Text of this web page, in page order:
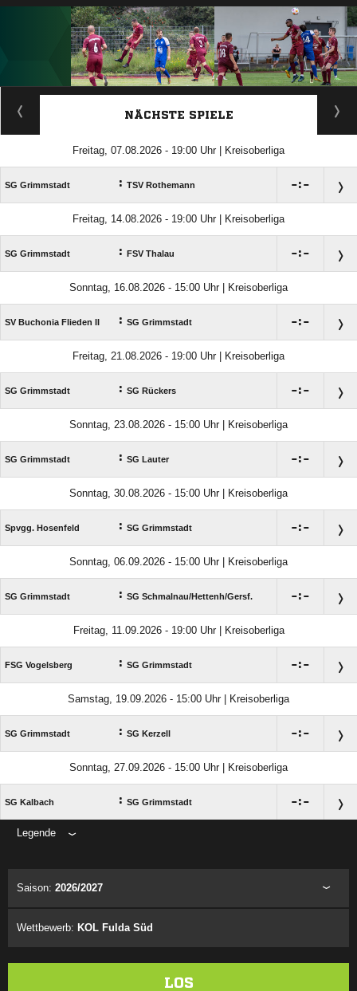
ANZEIGE
NÄCHSTE SPIELE
Freitag, 07.08.2026 - 19:00 Uhr | Kreisoberliga
SG Grimmstadt : TSV Rothemann :
Freitag, 14.08.2026 - 19:00 Uhr | Kreisoberliga
SG Grimmstadt : FSV Thalau :
Sonntag, 16.08.2026 - 15:00 Uhr | Kreisoberliga
SV Buchonia Flieden II : SG Grimmstadt :
Freitag, 21.08.2026 - 19:00 Uhr | Kreisoberliga
SG Grimmstadt : SG Rückers :
Sonntag, 23.08.2026 - 15:00 Uhr | Kreisoberliga
SG Grimmstadt : SG Lauter :
Sonntag, 30.08.2026 - 15:00 Uhr | Kreisoberliga
Spvgg. Hosenfeld : SG Grimmstadt :
Sonntag, 06.09.2026 - 15:00 Uhr | Kreisoberliga
SG Grimmstadt : SG Schmalnau/​Hettenh/​Gersf. :
Freitag, 11.09.2026 - 19:00 Uhr | Kreisoberliga
FSG Vogelsberg : SG Grimmstadt :
Samstag, 19.09.2026 - 15:00 Uhr | Kreisoberliga
SG Grimmstadt : SG Kerzell :
Sonntag, 27.09.2026 - 15:00 Uhr | Kreisoberliga
SG Kalbach : SG Grimmstadt :
Legende
Saison: 2026/2027
Wettbewerb: KOL Fulda Süd
LOS